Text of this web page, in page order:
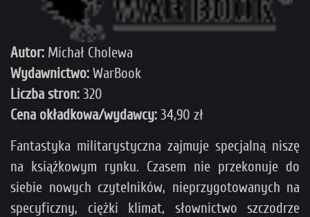
Autor: Michał Cholewa
Wydawnictwo: WarBook
Liczba stron: 320
Cena okładkowa/wydawcy: 34,90 zł
Fantastyka militarystyczna zajmuje specjalną niszę
na książkowym rynku. Czasem nie przekonuje do
siebie nowych czytelników, nieprzygotowanych na
specyficzny, ciężki klimat, słownictwo szczodrze